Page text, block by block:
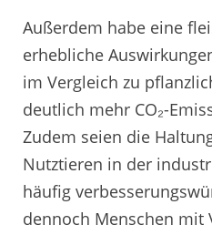
Außerdem habe eine
erhebliche
im Vergleich zu
deutlich mehr CO₂-
Zudem seien die
Nutztieren in der
häufig
dennoch Menschen mit